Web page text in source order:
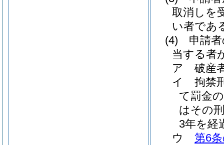
取消しを
い者であ
(4)
申請
当する者
ア
破産
イ
拘禁
て罰金
はその
3年を経
ウ
第6